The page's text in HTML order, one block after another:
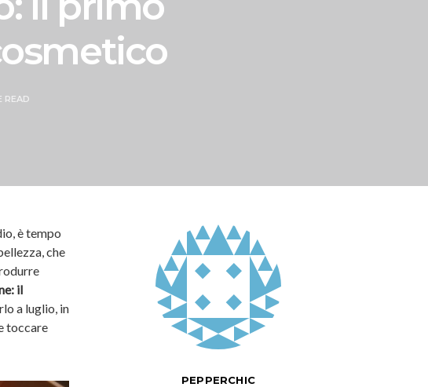
READ
è tempo
che
il
a luglio, in
toccare
PEPPERCHIC